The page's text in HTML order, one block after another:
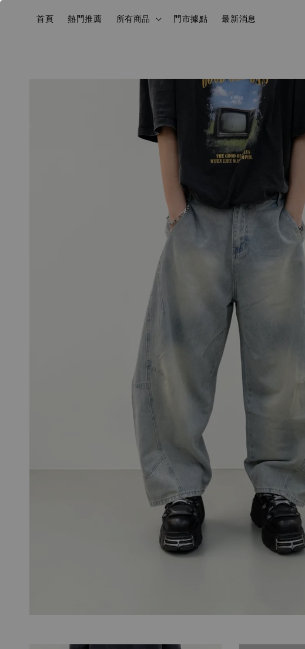
首頁 熱門推薦 所有商品 門市據點 最新消息